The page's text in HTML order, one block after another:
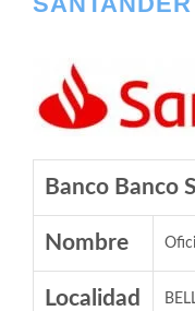
Banco Banco
Nombre
Localidad